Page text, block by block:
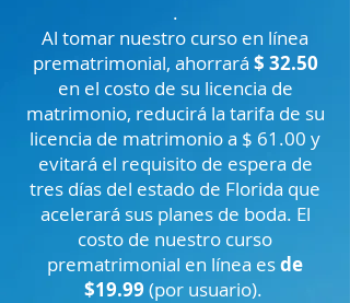
.
Al tomar nuestro curso en línea
prematrimonial, ahorrará $ 32.50
en el costo de su licencia de
matrimonio, reducirá la tarifa de su
licencia de matrimonio a $ 61.00 y
evitará el requisito de espera de
tres días del estado de Florida que
acelerará sus planes de boda. El
costo de nuestro curso
prematrimonial en línea esde
$19.99 (por usuario).